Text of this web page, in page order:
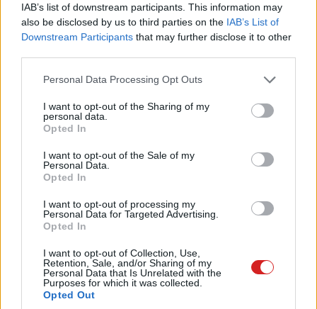
IAB’s list of downstream participants. This information may
also be disclosed by us to third parties on the IAB’s List of
Downstream Participants that may further disclose it to other
Please note that this website/app uses one or more Google
not limited to your visit or usage behaviour. You may click to
grant or deny consent to Google and its third-party tags to
use your data for below specified purposes in below Google
consent section.
Personal Data Processing Opt Outs
I want to opt-out of the Sharing of my
personal data.
Opted In
I want to opt-out of the Sale of my
Personal Data.
Opted In
I want to opt-out of processing my
Personal Data for Targeted Advertising.
Opted In
I want to opt-out of Collection, Use,
Retention, Sale, and/or Sharing of my
Personal Data that Is Unrelated with the
Purposes for which it was collected.
Opted Out
Bár a Google Glass még meg sem jelent, az elemzők
már most úgy gondolják, hogyaranybányáváváltozhat
az általa megteremtett új piac, mindössze néhány éven
viselhető kütyük szektora 2017-ben már csak a Google
számára 3,27 milliárd dolláros bevételt hoz majd. Ez
egyébként akkor a Google teljes bevételének (becsült
86,4 milliárd dollár) a 3,7 százalékát tenné ki.
A nagy pénz állítólag abban rejlik, hogy a Glasstovábbi
keresésekre ad majd lehetőséget, illetve a hirdetéseket
köszönhetően. Persze az appok értékesítése is segít
majd a pénzszerzésben a webóriás számára. Azt
mondják, az, aki Glasst használ, kétszer annyit keres